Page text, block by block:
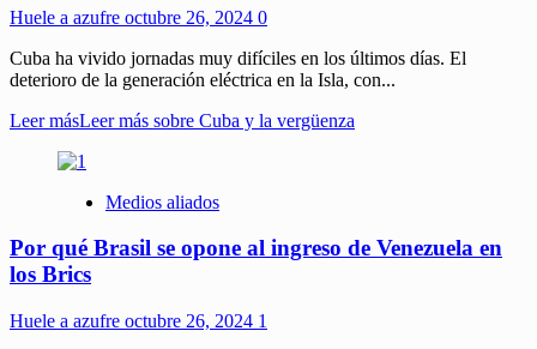
Huele a azufre octubre 26, 2024 0
Cuba ha vivido jornadas muy difíciles en los últimos días. El
deterioro de la generación eléctrica en la Isla, con...
Leer másLeer más sobre Cuba y la vergüenza
Medios aliados
Por qué Brasil se opone al ingreso de Venezuela en
los Brics
Huele a azufre octubre 26, 2024 1